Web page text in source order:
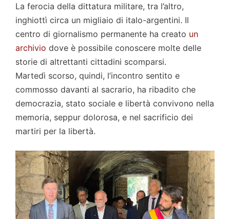
La ferocia della dittatura militare, tra l’altro,
inghiottì circa un migliaio di italo-argentini. Il
centro di giornalismo permanente ha creato un
archivio dove è possibile conoscere molte delle
storie di altrettanti cittadini scomparsi.
Martedì scorso, quindi, l’incontro sentito e
commosso davanti al sacrario, ha ribadito che
democrazia, stato sociale e libertà convivono nella
memoria, seppur dolorosa, e nel sacrificio dei
martiri per la libertà.